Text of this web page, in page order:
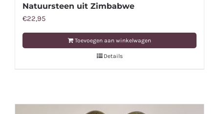
Natuursteen uit Zimbabwe
€22,95
Toevoegen aan winkelwagen
Details